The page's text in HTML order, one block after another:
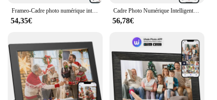
Frameo-Cadre photo numérique intelligent avec écran tactile, 32 Go de mémoire, 10.1 pouces, WiFi, IPS, HD, 1080P
54,35€
Cadre Photo Numérique Intelligent avec WIFI de 10.1 Pouces, Album d'Images Électronique Intégré de 32 Go pour Cadeau, Cadre Tactile
56,78€